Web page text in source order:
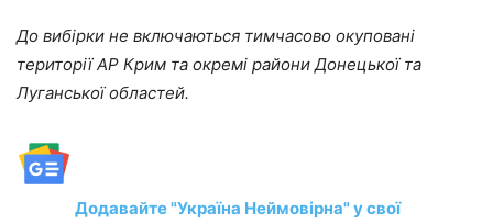
До вибірки не включаються тимчасово окуповані
території АР Крим та окремі райони Донецької та
Луганської областей.
Додавайте "Україна Неймовірна" у свої